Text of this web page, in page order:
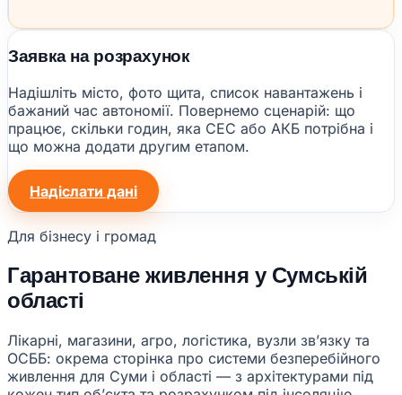
Заявка на розрахунок
Надішліть місто, фото щита, список навантажень і
бажаний час автономії. Повернемо сценарій: що
працює, скільки годин, яка СЕС або АКБ потрібна і
що можна додати другим етапом.
Надіслати дані
Для бізнесу і громад
Гарантоване живлення у Сумській
області
Лікарні, магазини, агро, логістика, вузли звʼязку та
ОСББ: окрема сторінка про системи безперебійного
живлення для Суми і області — з архітектурами під